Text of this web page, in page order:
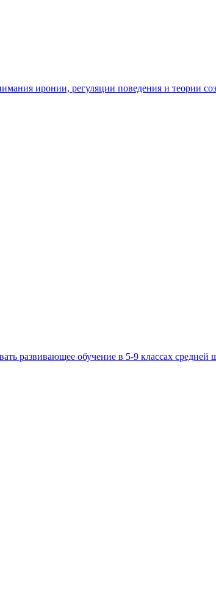
иронии, регуляции поведения и теории
развивающее обучение в 5-9 классах средней